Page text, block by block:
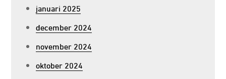
januari 2025
december 2024
november 2024
oktober 2024